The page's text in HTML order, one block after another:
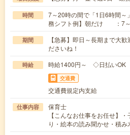
時間
7～20時の間で「1日6時間～
務シフト例】朝だけ ：7
期間
【急募】即日～長期まで大
ださいね！
時給 時給1400円～ ◇日払いOK
交通費
交通費規定内支給
仕事内容
保育士
【こんなお仕事をお任せ】
り・絵本の読み聞かせ・積